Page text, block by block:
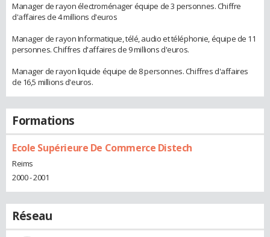
Manager de rayon électroménager équipe de 3 personnes. Chiffre
d'affaires de 4 millions d'euros
Manager de rayon Informatique, télé, audio et téléphonie, équipe de 11
personnes. Chiffres d'affaires de 9 millions d'euros.
Manager de rayon liquide équipe de 8 personnes. Chiffres d'affaires
de 16,5 millions d'euros.
Formations
Ecole Supérieure De Commerce Distech
Reims
2000 - 2001
Réseau